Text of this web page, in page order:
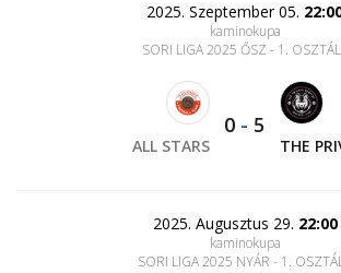
2025. Szeptember 05.
kaminokupa
SORI LIGA 2025 ŐSZ - 1.
ALL STARS
0 - 5
THE
2025. Augusztus 29. 22:00
kaminokupa
SORI LIGA 2025 NYÁR - 1.